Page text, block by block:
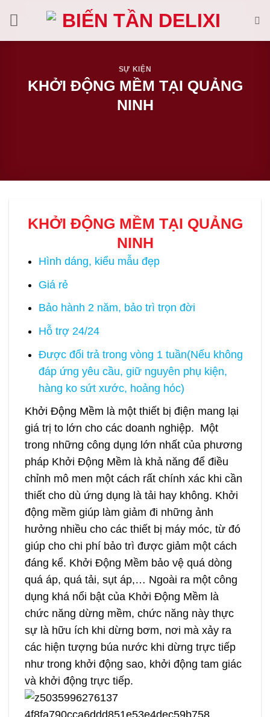
qua
nội
SỰ KIỆN
KHỞI ĐỘNG MỀM TẠI QUẢNG
NINH
KHỞI ĐỘNG MỀM TẠI QUẢNG
NINH
Hình dáng, kiểu mẫu đẹp
Giá rẻ
Bảo hành 2 năm, bảo trì trọn đời
Hỗ trợ 24/24
Được đổi trả trong vòng 1 tuần(Nếu không
đáp ứng yêu cầu, giữ nguyên phụ kiện,
hàng ko sứt xước, hoảng hóc)
Khởi Động Mềm là một thiết bị điện mang lại
giá trị to lớn cho các doanh nghiệp. Một
trong những công dụng lớn nhất của phương
pháp Khởi Động Mềm là khả năng để điều
chỉnh mô men một cách rất chính xác khi cần
thiết cho dù ứng dụng là tải hay không. Khởi
động mềm giúp làm giảm đi những ảnh
hưởng nhiều cho các thiết bị máy móc, từ đó
giúp cho chi phí bảo trì được giảm một cách
đáng kể. Khởi Động Mềm bảo vệ quá dòng
quá áp, quá tải, sụt áp,… Ngoài ra một công
dụng khá nổi bật của Khởi Động Mềm là
chức năng dừng mềm, chức năng này thực
sự là hữu ích khi dừng bơm, nơi mà xảy ra
các hiện tượng búa nước khi dừng trực tiếp
như trong khởi động sao, khởi động tam giác
và khởi động trực tiếp.